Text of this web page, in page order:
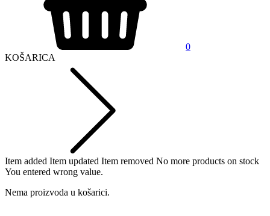
0
KOŠARICA
Item added Item updated Item removed No more products on stock
You entered wrong value.
Nema proizvoda u košarici.